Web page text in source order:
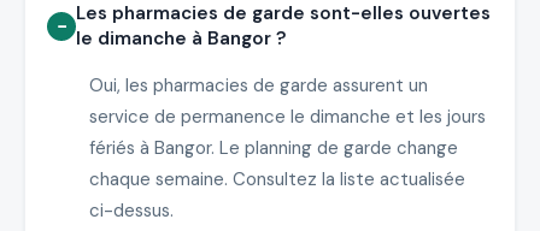
Les pharmacies de garde sont-elles ouvertes
le dimanche à Bangor ?
Oui, les pharmacies de garde assurent un
service de permanence le dimanche et les jours
fériés à Bangor. Le planning de garde change
chaque semaine. Consultez la liste actualisée
ci-dessus.